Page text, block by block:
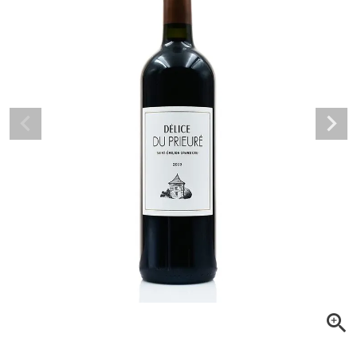
詳細検索する
勝田商店について